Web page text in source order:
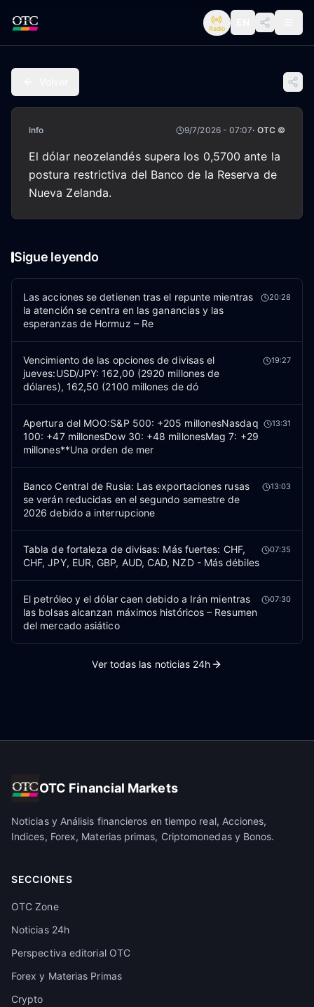
Radio
Info 9/7/2026 - 07:07· OTC ©
El dólar neozelandés supera los 0,5700 ante la
postura restrictiva del Banco de la Reserva de
Nueva Zelanda.
Sigue leyendo
Las acciones se detienen tras el repunte mientras
la atención se centra en las ganancias y las
esperanzas de Hormuz – Re
20:28
Vencimiento de las opciones de divisas el
jueves:USD/JPY: 162,00 (2920 millones de
dólares), 162,50 (2100 millones de dó
19:27
Apertura del MOO:S&P 500: +205 millonesNasdaq
100: +47 millonesDow 30: +48 millonesMag 7: +29
millones**Una orden de mer
13:31
Banco Central de Rusia: Las exportaciones rusas
se verán reducidas en el segundo semestre de
2026 debido a interrupcione
13:03
Tabla de fortaleza de divisas: Más fuertes: CHF,
CHF, JPY, EUR, GBP, AUD, CAD, NZD - Más débiles
07:35
El petróleo y el dólar caen debido a Irán mientras
las bolsas alcanzan máximos históricos – Resumen
del mercado asiático
07:30
Ver todas las noticias 24h
OTC Financial Markets
Noticias y Análisis financieros en tiempo real, Acciones,
Indices, Forex, Materias primas, Criptomonedas y Bonos.
SECCIONES
OTC Zone
Noticias 24h
Perspectiva editorial OTC
Forex y Materias Primas
Crypto